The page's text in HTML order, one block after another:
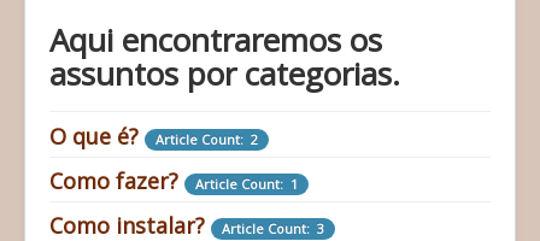
Aqui encontraremos os
assuntos por categorias.
O que é? Article Count: 2
Como fazer? Article Count: 1
Como instalar? Article Count: 3